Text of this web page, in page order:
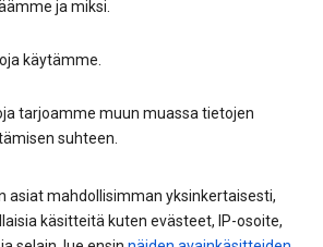
ja miksi.
käytämme.
tarjoamme muun muassa tietojen
suhteen.
asiat mahdollisimman yksinkertaisesti,
käsitteitä kuten evästeet, IP-osoite,